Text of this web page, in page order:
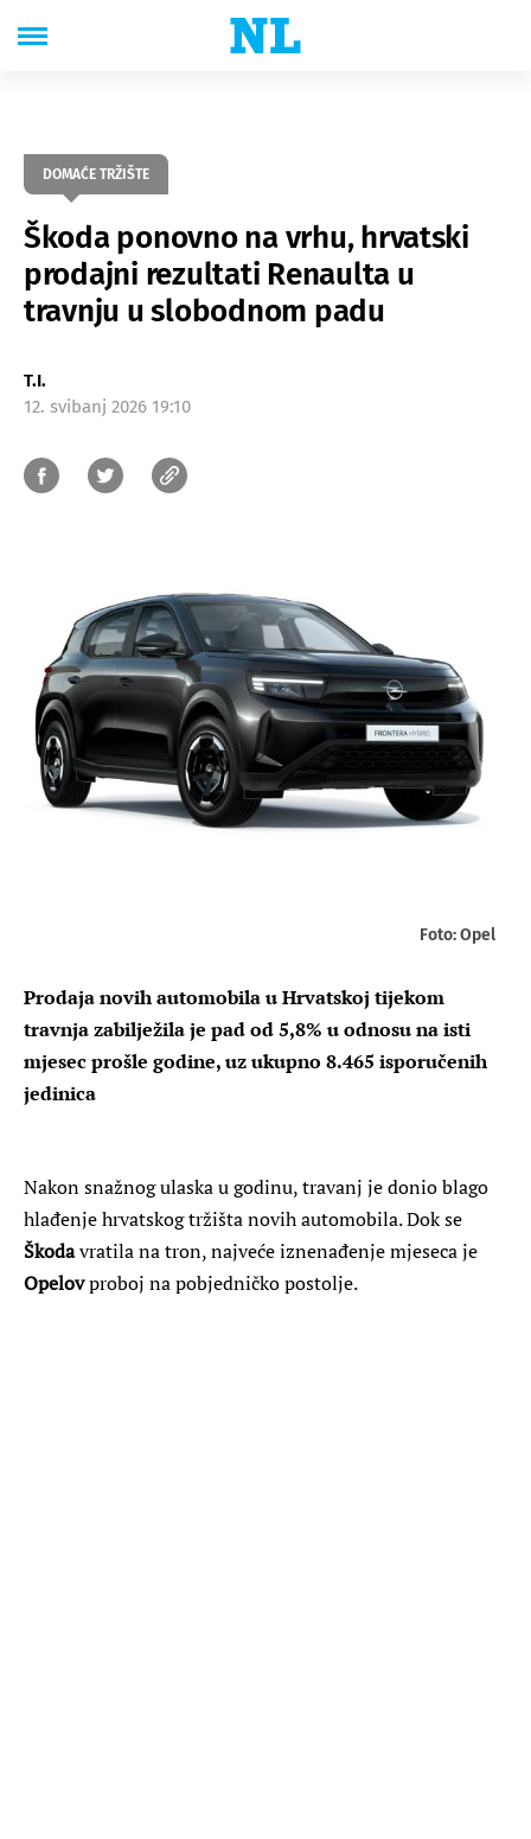
DOMAĆE TRŽIŠTE
Škoda ponovno na vrhu, hrvatski
prodajni rezultati Renaulta u
travnju u slobodnom padu
T.I.
12. svibanj 2026 19:10
Foto: Opel
Prodaja novih automobila u Hrvatskoj tijekom
travnja zabilježila je pad od 5,8% u odnosu na isti
mjesec prošle godine, uz ukupno 8.465 isporučenih
jedinica
Nakon snažnog ulaska u godinu, travanj je donio blago
hlađenje hrvatskog tržišta novih automobila. Dok se
Škodavratila na tron, najveće iznenađenje mjeseca je
Opelovproboj na pobjedničko postolje.